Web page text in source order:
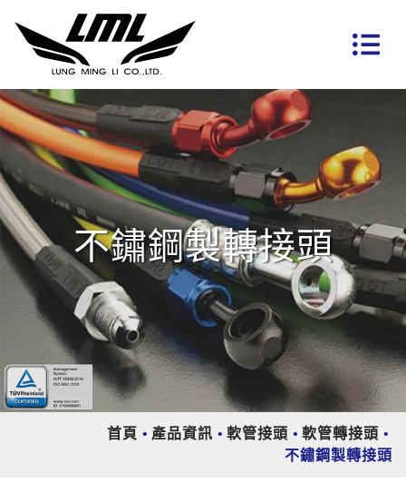
不鏽鋼製轉接頭
首頁 產品資訊 軟管接頭
軟管轉接頭
不鏽鋼製轉接頭